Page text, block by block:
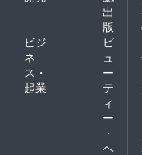
出
版
ビジ
ネ
ス・
起業
ビ
ュ
ー
テ
ィ
ー
・
ヘ